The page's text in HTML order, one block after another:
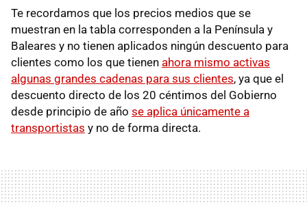
Te recordamos que los precios medios que se
muestran en la tabla corresponden a la Península y
Baleares y no tienen aplicados ningún descuento para
clientes como los que tienen ahora mismo activas
algunas grandes cadenas para sus clientes, ya que el
descuento directo de los 20 céntimos del Gobierno
desde principio de año se aplica únicamente a
transportistas y no de forma directa.